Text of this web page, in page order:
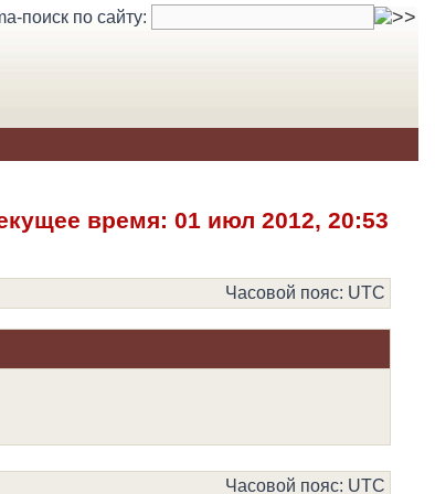
поиск по сайту:
время: 01 июл 2012, 20:53
Часовой пояс: UTC
Часовой пояс: UTC